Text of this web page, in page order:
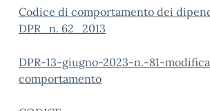
Codice di comportamento dei
DPR_n. 62_2013
DPR-13-giugno-2023-n.-81-
comportamento